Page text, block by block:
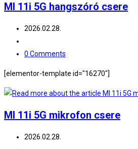
MI 11i 5G hangszóró csere
Post
2026.02.28.
category:
Post
0 Comments
[elementor-template id="16270"]
MI 11i 5G mikrofon csere
Post
2026.02.28.